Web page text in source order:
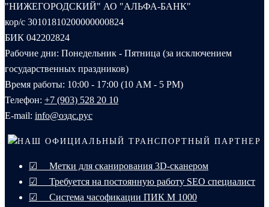
"НИЖЕГОРОДСКИЙ" АО "АЛЬФА-БАНК"
кор/с 30101810200000000824
БИК 042202824
Рабочие дни: Понедельник - Пятница (за исключением
государственных праздников)
Время работы: 10:00 - 17:00 (10 AM - 5 PM)
Телефон: +7 (903) 528 20 10‬
E-mail: info@оздс.рус
НАШ ОФИЦИАЛЬНЫЙ ТРАНСПОРТНЫЙ ПАРТНЕР
☑ Метки для сканирования 3D-сканером
☑ Требуется на постоянную работу SEO специалист
☑ Система часофикации ПИК М 1000